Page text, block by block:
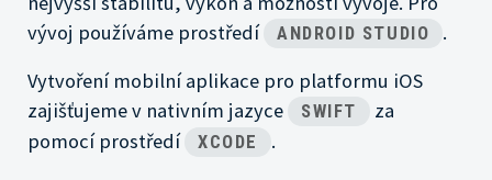
vývoj používáme prostředí
ANDROID STUDIO
.
Vytvoření mobilní aplikace pro platformu iOS
zajišťujeme v nativním jazyce
SWIFT
za
pomocí prostředí
XCODE .